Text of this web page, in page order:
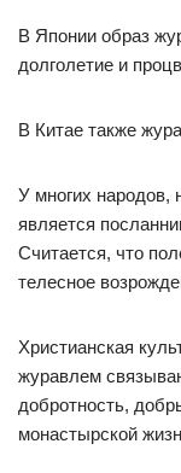
В Японии образ
долголетие и
В Китае также
У многих народов,
является
Считается, что
телесное
Христианская
журавлем
добротность,
монастырской